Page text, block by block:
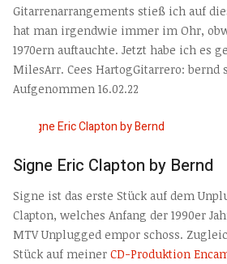
Gitarrenarrangements stieß ich auf
hat man irgendwie immer im Ohr,
1970ern auftauchte. Jetzt habe ich es
MilesArr. Cees HartogGitarrero: bernd
Aufgenommen 16.02.22
Signe Eric Clapton by Bernd
Signe ist das erste Stück auf dem
Clapton, welches Anfang der 1990er
MTV Unplugged empor schoss.
Stück auf meiner CD-Produktion